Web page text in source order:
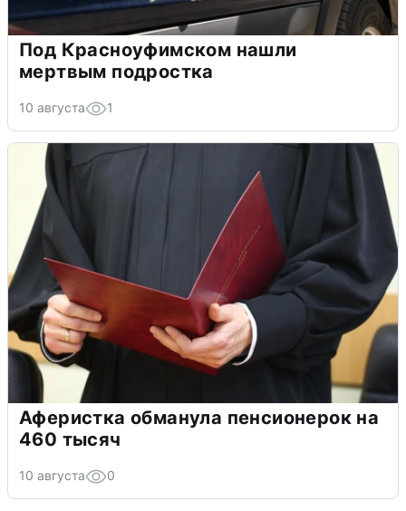
Под Красноуфимском нашли
мертвым подростка
10 августа 1
Аферистка обманула пенсионерок на
460 тысяч
10 августа 0